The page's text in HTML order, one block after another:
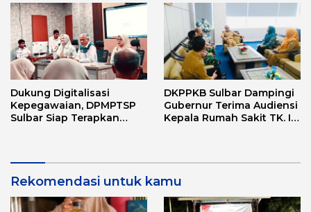
Dukung Digitalisasi
Kepegawaian, DPMPTSP
Sulbar Siap Terapkan
DKPPKB Sulbar Dampingi
Gubernur Terima Audiensi
Kepala Rumah Sakit TK. III
Rekomendasi untuk kamu